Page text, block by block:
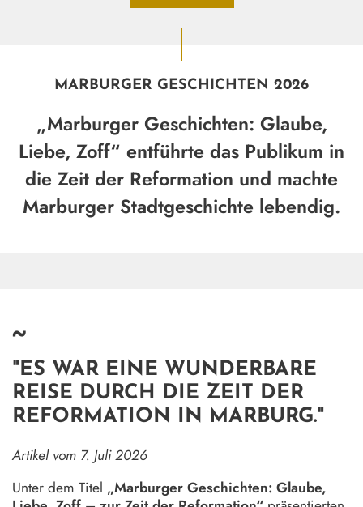
MARBURGER GESCHICHTEN 2026
„Marburger Geschichten: Glaube,
Liebe, Zoff“ entführte das Publikum in
die Zeit der Reformation und machte
Marburger Stadtgeschichte lebendig.
~
"ES WAR EINE WUNDERBARE
REISE DURCH DIE ZEIT DER
REFORMATION IN MARBURG."
Artikel vom 7. Juli 2026
Unter dem Titel „Marburger Geschichten: Glaube,